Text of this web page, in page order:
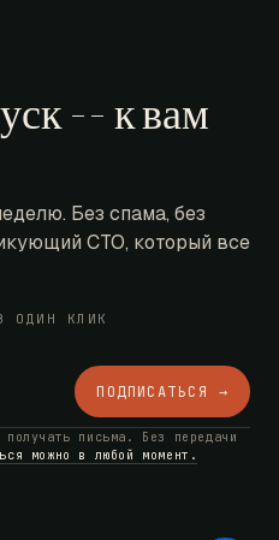
-- к вам
Без спама, без
CTO, который все
ОДИН КЛИК
ПОДПИСАТЬСЯ →
письма. Без передачи
можно в любой момент.